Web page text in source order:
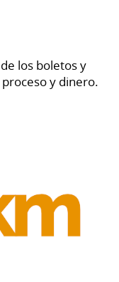
los boletos y
y dinero.